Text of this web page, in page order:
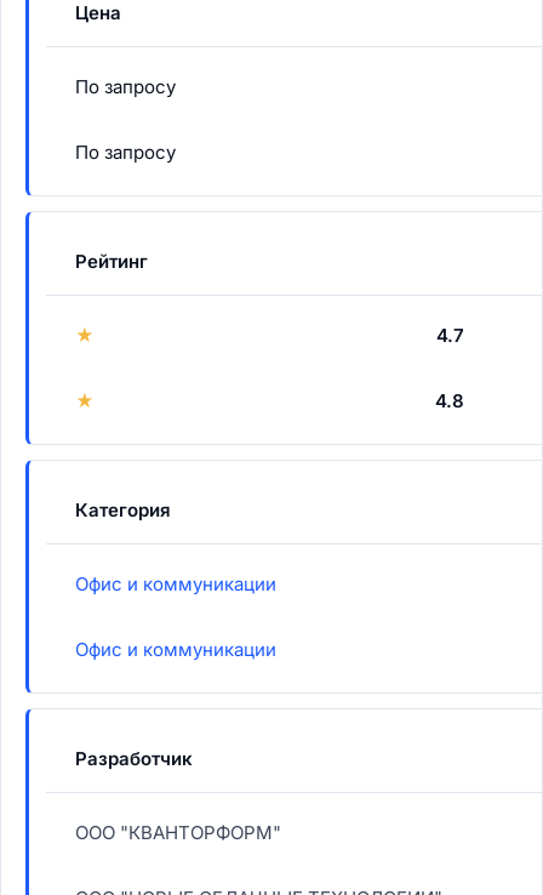
Цена
По запросу
По запросу
Рейтинг
★ 4.7
★ 4.8
Категория
Офис и коммуникации
Офис и коммуникации
Разработчик
ООО "КВАНТОРФОРМ"